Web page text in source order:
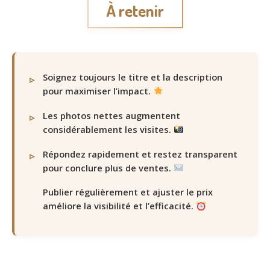
À retenir
Soignez toujours le titre et la description
pour maximiser l’impact.
Les photos nettes augmentent
considérablement les visites.
Répondez rapidement et restez transparent
pour conclure plus de ventes.
Publier régulièrement et ajuster le prix
améliore la visibilité et l’efficacité.